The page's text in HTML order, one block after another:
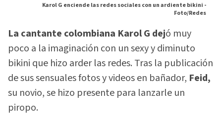
Karol G enciende las redes sociales con un ardiente bikini -
Foto/Redes
La cantante colombiana Karol G dejó muy
poco a la imaginación con un sexy y diminuto
bikini que hizo arder las redes. Tras la publicación
de sus sensuales fotos y videos en bañador, Feid,
su novio, se hizo presente para lanzarle un
piropo.